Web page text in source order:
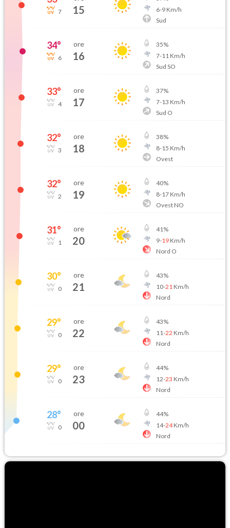
7 15
6-9Km/h
Sud
34°
6
ore
16
35%
7-11 Km/h
Sud SO
33°
4
ore
17
37%
7-13 Km/h
Sud O
32°
3
ore
18
38%
8-15 Km/h
Ovest
32°
2
ore
19
40%
8-17Km/h
Ovest NO
31°
1
ore
20
41%
9-19Km/h
Nord O
30°
0
ore
21
43%
10-21 Km/h
Nord
29°
0
ore
22
43%
11-22 Km/h
Nord
29°
0
ore
23
44%
12-23 Km/h
Nord
28°
0
ore
00
44%
14-24Km/h
Nord